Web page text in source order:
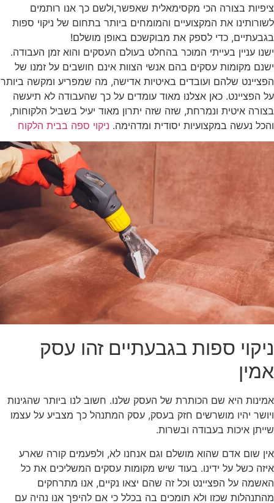
ציפיות בצורה הכי מקסימאלית שאפשר,ולשם כך אנו רותמים
לשורותינו את המקצועיים והמומחים ביותר בתחום של ניקוי ספות
בגבעתיים, כדי לספק את מבוקשכם באופן מושלם!
ישנו עניין בעייתי המוכר בהחלט בעולם העסקים והוא זמן העבודה.
ישנם מקומות עסקים בהם אנשי הצוות אינם חושבים על זמנו של
הפציינט שלהם ועובדים באיטיות אדישה, מה שמפריע ומקשה ביותר
על הפציינט. כאן אצלנו מאוד עומדים על כך שהעבודה לא תיעשה
בצורה איטית ונמרחת, שזה שזה יתרון מאוד יעיל בשביל הלקוחות,
והכל נעשה במקצועיות יסודית ומדהימה. ניקוי ספה בבית הלקוח
ניקוי ספות בגבעתיים זהו עסק
אמין
אמינות היא שם הכותרת של העסק שלנו. חשוב לנו ביותר שהגינות
ויושר יהיו מושרשים חזק בעסק, עסק המתנהל כך מצביע על עצמו
שייתן איכות בעבודה ובשרות.
אין שום אדם שהוא מושלם וגם אנחנו לא, ולפעמים קורה שארע
איזה כשל על ידינו. בעוד שיש מקומות עסקים המשליכים את כל
האשמה על הפציינט וכל זה שהם יצאו נקיים, אנו מתרחקים
מהתנהלות שכזו ולא תומכים בה בכלל כי אם להיפך אנו נהיה עם